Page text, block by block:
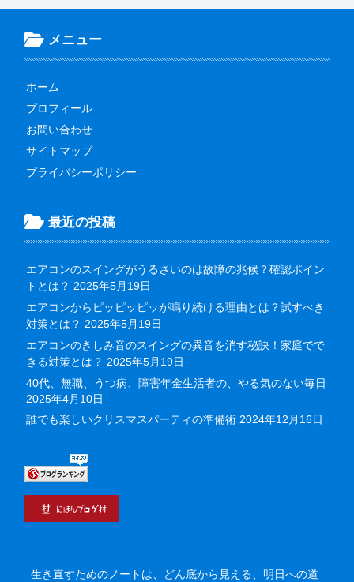
メニュー
ホーム
プロフィール
お問い合わせ
サイトマップ
プライバシーポリシー
最近の投稿
エアコンのスイングがうるさいのは故障の兆候？確認ポイン
トとは？ 2025年5月19日
エアコンからピッピッピッが鳴り続ける理由とは？試すべき
対策とは？ 2025年5月19日
エアコンのきしみ音のスイングの異音を消す秘訣！家庭でで
きる対策とは？ 2025年5月19日
40代、無職、うつ病、障害年金生活者の、やる気のない毎日
2025年4月10日
誰でも楽しいクリスマスパーティの準備術 2024年12月16日
生き直すためのノートは、どん底から見える、明日への道